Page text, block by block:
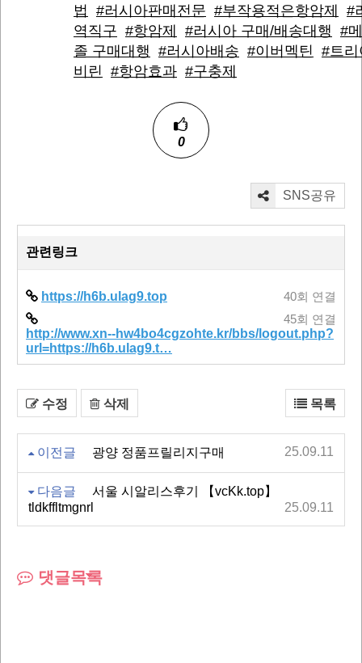
법
#러시아판매전문 #부작용적은항암제
#
역직구 #항암제 #러시아 구매/배송대행 #
졸 구매대행 #러시아배송 #이버멕틴 #트리
비린 #항암효과 #구충제
0
SNS공유
관련링크
https://h6b.ulag9.top 40회 연결
http://www.xn--hw4bo4cgzohte.kr/bbs/logout.php?
url=https://h6b.ulag9.t…
45회 연결
수정 삭제 목록
이전글 광양 정품프릴리지구매 25.09.11
다음글
서울 시알리스후기 【vcKk.top】
tldkffltmgnrl
25.09.11
댓글목록